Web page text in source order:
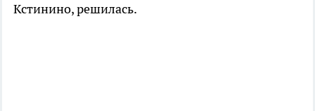
Кстинино, решилась.